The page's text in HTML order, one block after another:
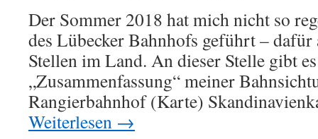
Der Sommer 2018 hat mich nicht so
des Lübecker Bahnhofs geführt –
Stellen im Land. An dieser Stelle gibt
„Zusammenfassung“ meiner
Rangierbahnhof (Karte)
Weiterlesen →